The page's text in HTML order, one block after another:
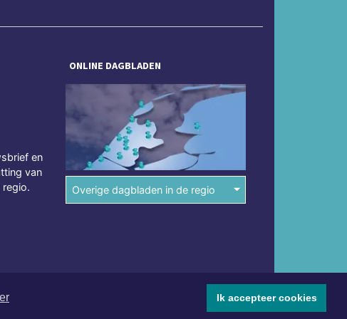
Ik accepteer cookies
en
van
regio.
ONLINE DAGBLADEN
Overige dagbladen in de regio
Algemene voorwaarden Privacy Statement